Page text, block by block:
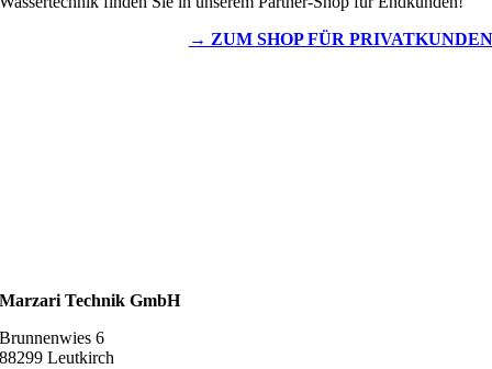
→ ZUM SHOP FÜR PRIVATKUNDEN
Marzari Technik GmbH
Brunnenwies 6
88299 Leutkirch